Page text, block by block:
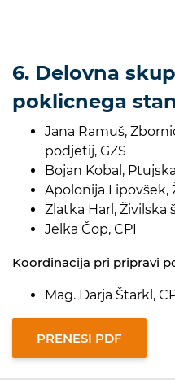
6. Delovna
poklicnega
Jana Ramuš,
podjetij, GZS
Bojan Kobal,
Apolonija Lipovšek,
Zlatka Harl, Živilska
Jelka Čop, CPI
Koordinacija pri pripravi
Mag. Darja Štarkl,